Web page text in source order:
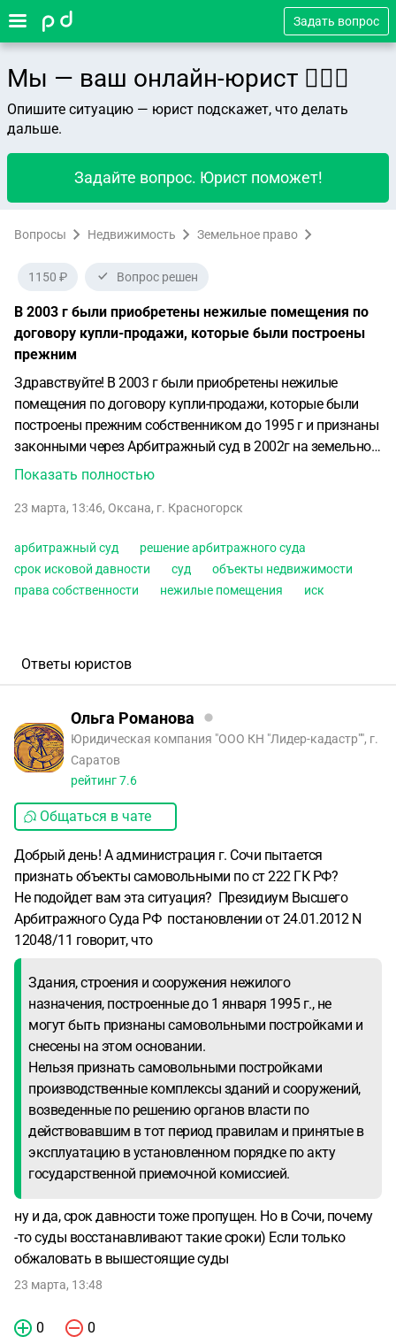
Задать вопрос
Мы — ваш онлайн-юрист 👨🏻‍⚖️
Опишите ситуацию — юрист подскажет, что делать
дальше.
Задайте вопрос. Юрист поможет!
Вопросы Недвижимость Земельное право
1150 ₽ Вопрос решен
В 2003 г были приобретены нежилые помещения по
договору купли-продажи, которые были построены
прежним
Здравствуйте! В 2003 г были приобретены нежилые
помещения по договору купли-продажи, которые были
построены прежним собственником до 1995 г и признаны
законными через Арбитражный суд в 2002г на земельном
участке, принадлежащем Администрации г.Сочи В 2023 г,
объектами, вновь образованноя территория Сириус
иск о признании незаконным Решение Арбитражного суда
2002 года о признании права собственности на эти
объекты, о признании незаконными эти объекты
реализации полномочий при подготовке зимних
представителем РФ и претензий ни к участку, ни к
строениям не предъявлял).
Показать полностью
23 марта, 13:46, Оксана, г. Красногорск
арбитражный суд
решение арбитражного суда
срок исковой давности
суд
объекты недвижимости
права собственности
нежилые помещения иск
Ответы юристов
Ольга Романова
Юридическая компания "ООО КН "Лидер-кадастр"", г.
Саратов
рейтинг7.6
Общаться в чате
Добрый день! А администрация г. Сочи пытается
признать объекты самовольными по ст 222 ГК РФ?
Не подойдет вам эта ситуация? Президиум Высшего
Арбитражного Суда РФ постановлении от 24.01.2012 N
12048/11 говорит, что
Здания, строения и сооружения нежилого
назначения, построенные до 1 января 1995 г., не
могут быть признаны самовольными постройками и
снесены на этом основании.
Нельзя признать самовольными постройками
производственные комплексы зданий и сооружений,
возведенные по решению органов власти по
действовавшим в тот период правилам и принятые в
эксплуатацию в установленном порядке по акту
государственной приемочной комиссией.
ну и да, срок давности тоже пропущен. Но в Сочи, почему
-то суды восстанавливают такие сроки) Если только
обжаловать в вышестоящие суды
23 марта, 13:48
0 0